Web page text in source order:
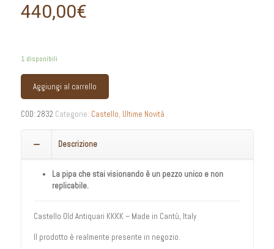
440,00€
1 disponibili
Aggiungi al carrello
COD: 2832 Categorie: Castello, Ultime Novità
Descrizione
La pipa che stai visionando è un pezzo unico e non
replicabile.
Castello Old Antiquari KKKK – Made in Cantù, Italy
Il prodotto è realmente presente in negozio.